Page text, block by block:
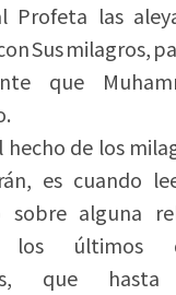
Profeta las
Sus milagros,
que
hecho de los
es cuando
sobre alguna
los últimos
que